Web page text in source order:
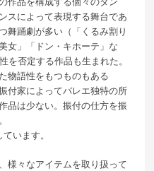
スによって表現する舞台であ
舞踊劇が多い（「くるみ割り
女」「ドン・キホーテ」な
を否定する作品も生まれた。
物語性をもつものもある
付家によってバレエ独特の所
品は少ない。振付の仕方を振
います。
様々なアイテムを取り扱って